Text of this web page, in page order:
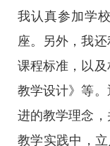
我认真参加学
座。另外，我
课程标准，以
教学设计》等
进的教学理念
教学实践中，